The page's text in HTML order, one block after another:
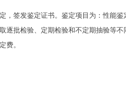
，签发鉴定证书。鉴定项目为：性能鉴
逐批检验、定期检验和不定期抽验等不
费。